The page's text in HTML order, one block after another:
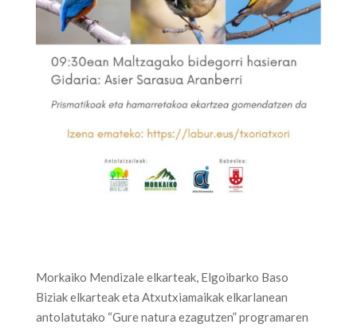
Morkaiko Mendizale elkarteak, Elgoibarko Baso
Biziak elkarteak eta Atxutxiamaikak elkarlanean
antolatutako “Gure natura ezagutzen” programaren